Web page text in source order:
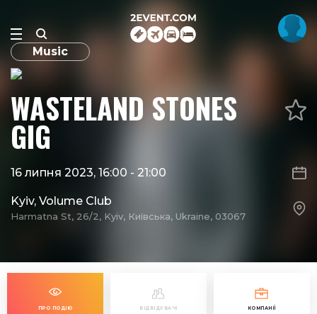
Music
WASTELAND STONES
GIG
16 липня 2023, 16:00 - 21:00
Kyiv, Volume Club
Harmatna St, 26/2, Kyiv, Київська, Ukraine, 03067
ПРО ПОДІЮ ВІДВІДУВАЧІ КОМПАНІЇ